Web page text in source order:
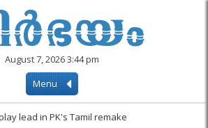
August 7, 2026 3:44 pm
Menu
lead in PK's Tamil remake